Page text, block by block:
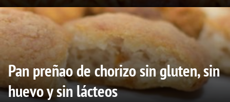
Pan preñao de chorizo sin gluten, sin
huevo y sin lácteos